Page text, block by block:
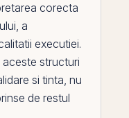
corecta
a
executiei.
structuri
si tinta, nu
de restul